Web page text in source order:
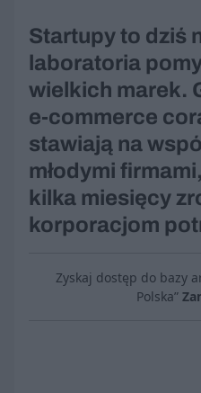
Startupy to dziś
laboratoria
wielkich marek.
e-commerce
stawiają na
młodymi
kilka miesięcy
korporacjom
Zyskaj dostęp do bazy
Polska”